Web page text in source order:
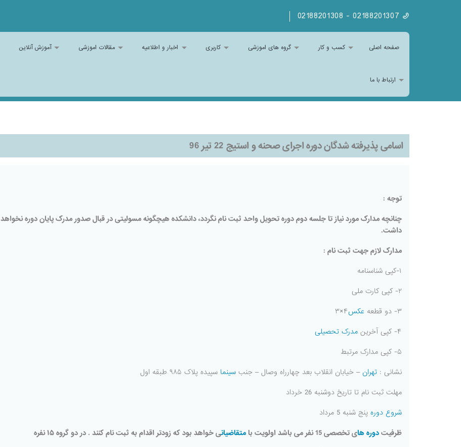
صفحه اصلی کسب و کار گروه های اموزشی کاربری اخبار و اطلاعیه مقالات اموزشی آموزش آنلاین
ارتباط با ما
اسامی پذیرفته شدگان دوره اجرای صحنه و استیج 22 تیر 96
توجه :
چنانچه مدارک مورد نیاز تا جلسه دوم دوره تحویل واحد ثبت نام نگردد، دانشکده هیچگونه مسولیتی در قبال صدور مدرک پایان دوره نخواهد
داشت.
مدارک لازم جهت ثبت نام :
۱-کپی شناسنامه
۲- کپی کارت ملی
۳- دو قطعه
عکس۴×۳
۴- کپی آخرین
مدرک تحصیلی
۵- کپی مدارک مرتبط
نشانی : تهران – خیابان انقلاب بعد چهارراه وصال – جنب سینما سپیده پلاک ۹۸۵ طبقه اول
مهلت ثبت نام تا تاریخ دوشنبه 26 خرداد
شروع دوره پنج شنبه 5 مرداد
ظرفیتدوره های تخصصی 15 نفر می باشد اولویت با متقاضیانی خواهد بود که زودتر اقدام به ثبت نام کنند . در دو گروه ۱۵ نفره